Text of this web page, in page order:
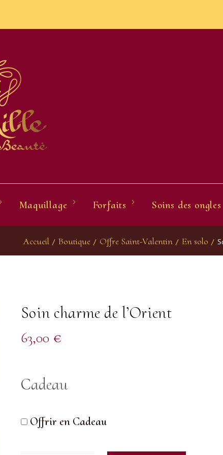
Maquillage Forfaits Soins des ongles
Accueil / Boutique / Offre Saint-Valentin / En solo /
Soin charme de l’Orient
63,00 €
Cadeau
Offrir en Cadeau